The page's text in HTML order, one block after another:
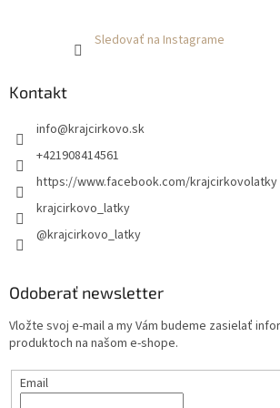
Sledovať na Instagrame
Kontakt
info@krajcirkovo.sk
+421908414561
https://www.facebook.com/krajcirkovolatky
krajcirkovo_latky
@krajcirkovo_latky
Odoberať newsletter
Vložte svoj e-mail a my Vám budeme zasielať
produktoch na našom e-shope.
Email